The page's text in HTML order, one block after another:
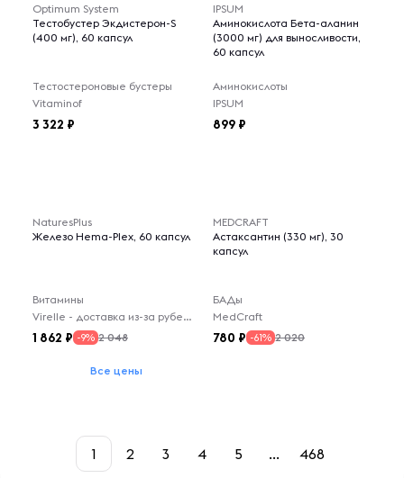
Optimum System
Тестобустер Экдистерон-S
(400 мг), 60 капсул
Тестостероновые бустеры
Vitaminof
3 322
IPSUM
Аминокислота Бета-аланин
(3000 мг) для выносливости,
60 капсул
Аминокислоты
IPSUM
899
NaturesPlus
Железо Hema-Plex, 60 капсул
Витамины
Virelle - доставка из-за рубежа
1 862 -9% 2 048
Все цены
MEDCRAFT
Астаксантин (330 мг), 30
капсул
БАДы
MedCraft
780 -61% 2 020
1 2 3 4 5 ... 468